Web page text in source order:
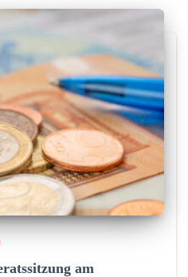
am